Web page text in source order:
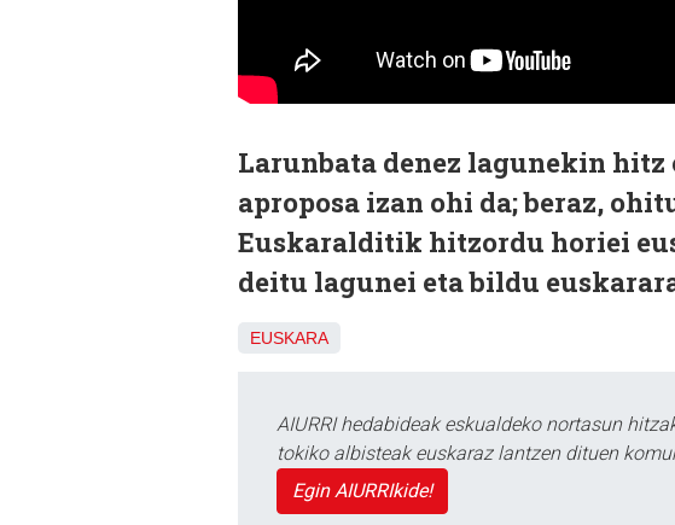
Larunbata denez lagunekin
aproposa izan ohi da; beraz,
Euskaralditik hitzordu horiei
deitu lagunei eta bildu
EUSKARA
AIURRI hedabideak eskualdeko nortasun
tokiko albisteak euskaraz lantzen dituen
Egin AIURRIkide!